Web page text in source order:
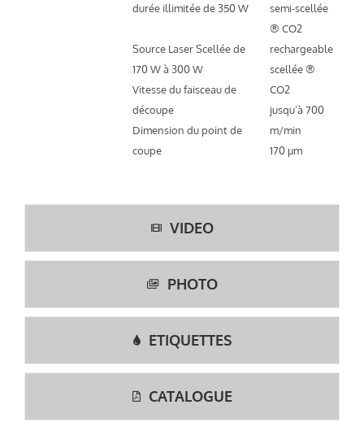
durée illimitée de 350 W
Source Laser Scellée de
170 W à 300 W
Vitesse du faisceau de
découpe
Dimension du point de
coupe
semi-scellée
® CO2
rechargeable
scellée ®
CO2
jusqu’à 700
m/min
170 μm
VIDEO
PHOTO
ETIQUETTES
CATALOGUE